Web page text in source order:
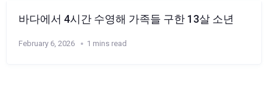
바다에서 4시간 수영해 가족들 구한 13살 소년
February 6, 2026 1 mins read